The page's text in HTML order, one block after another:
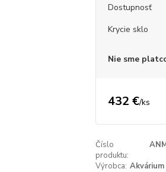
Dostupnosť
Krycie sklo
Nie sme
432 €/ks
Číslo
produktu:
Výrobca: Akvárium